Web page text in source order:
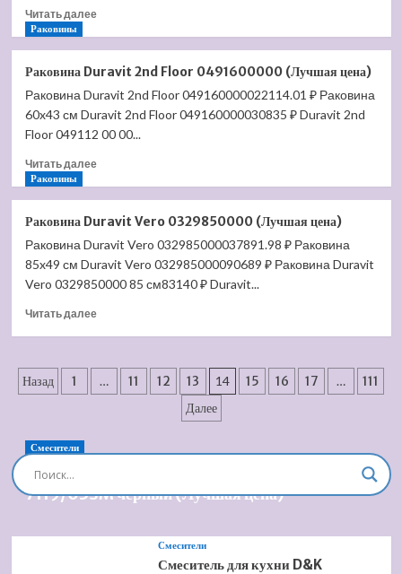
4
Читать далееПрочитать
Водяной
полотенцесушитель
Terminus
Контур
П6
цена)
Раковины
Раковина Duravit 2nd Floor 0491600000 (Лучшая цена)
Раковина Duravit 2nd Floor 049160000022114.01 ₽ Раковина
60x43 см Duravit 2nd Floor 049160000030835 ₽ Duravit 2nd
Floor 049112 00 00...
Читать далееПрочитать
Раковина
Duravit
2nd
Floor
0491600000
цена)
Раковины
Раковина Duravit Vero 0329850000 (Лучшая цена)
Раковина Duravit Vero 032985000037891.98 ₽ Раковина
85x49 см Duravit Vero 032985000090689 ₽ Раковина Duravit
Vero 0329850000 85 см83140 ₽ Duravit...
Читать далееПрочитать
Duravit
Vero
Пагинация
Назад 1 … 11 12 13 14 15 16 17 …
111
Далее
Смесители
Душевая система встроенная Timo Briana SX-
7119/03SM черный (Лучшая цена)
Смесители
Смеситель для кухни D&K